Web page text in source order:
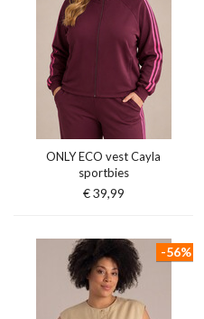
ONLY ECO vest Cayla
sportbies
€ 39,99
-56%